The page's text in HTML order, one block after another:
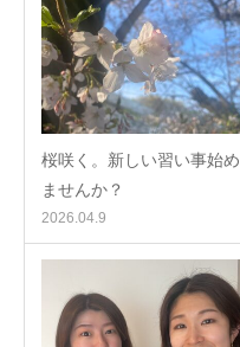
桜咲く。新しい習い事始め
ませんか？
2026.04.9